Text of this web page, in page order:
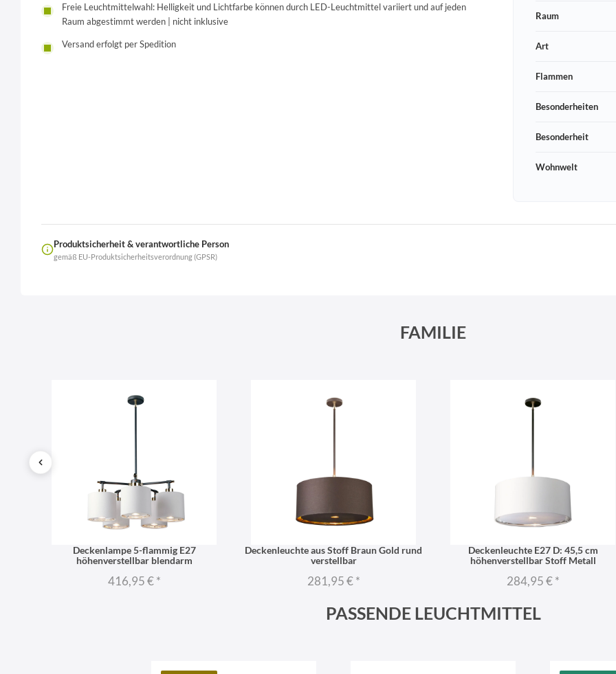
Freie Leuchtmittelwahl: Helligkeit und Lichtfarbe können durch LED-Leuchtmittel variiert und auf jeden
Raum abgestimmt werden | nicht inklusive
Versand erfolgt per Spedition
Raum
Art
Flammen
Besonderheiten
Besonderheit
Wohnwelt
Produktsicherheit & verantwortliche Person
gemäß EU-Produktsicherheitsverordnung (GPSR)
FAMILIE
Deckenlampe 5-flammig E27
höhenverstellbar blendarm
416,95 €*
Deckenleuchte aus Stoff Braun Gold rund
verstellbar
281,95 €*
Deckenleuchte E27 D: 45,5 cm
höhenverstellbar Stoff Metall
284,95 €*
PASSENDE LEUCHTMITTEL